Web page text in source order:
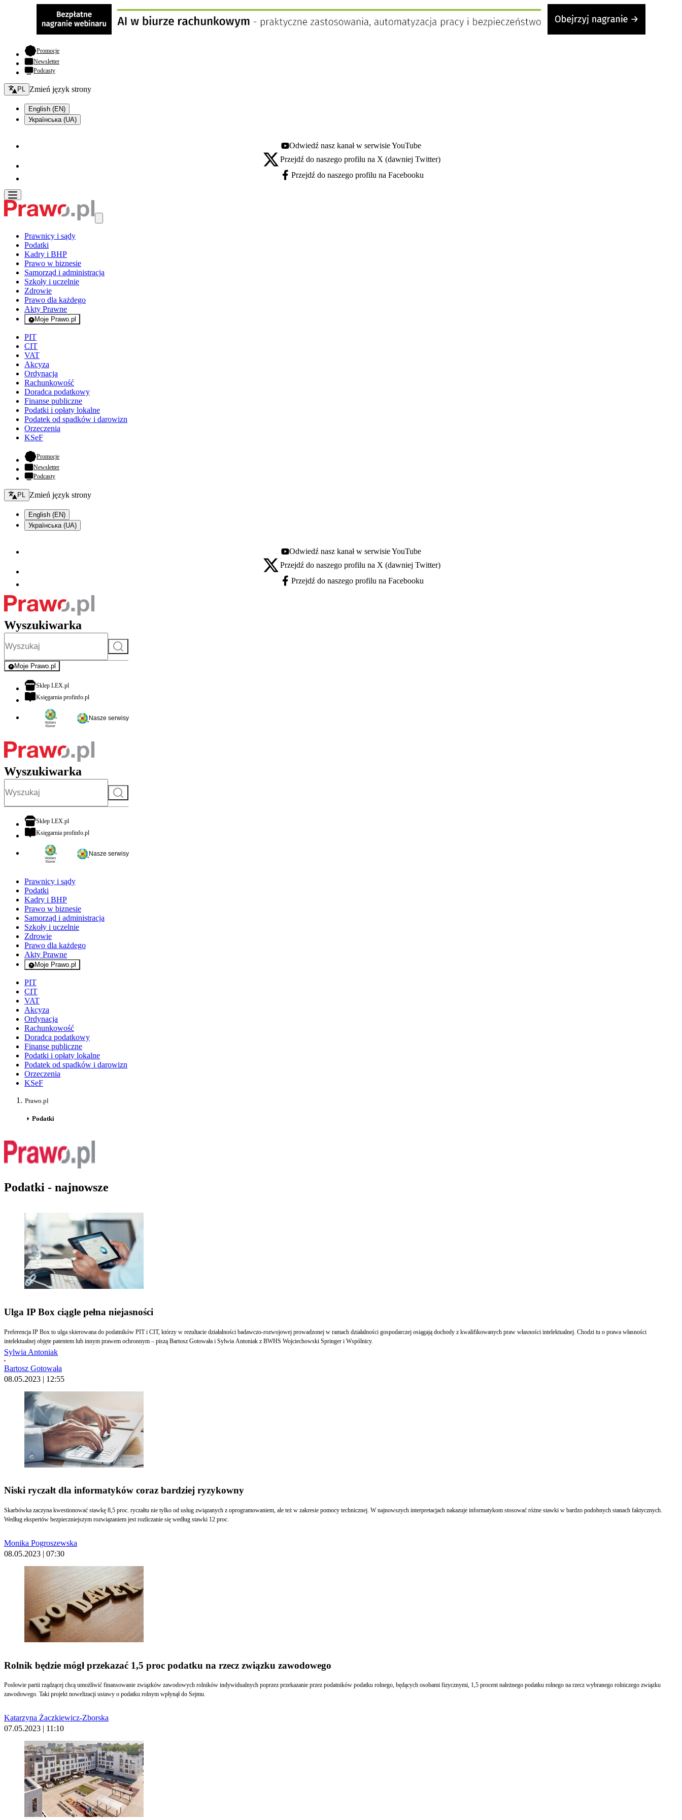
Promocje- otwiera się w nowej karcie
Newsletter
Podcasty
Zmień język - bieżący:
PL Zmień język strony
English (EN)
Українська (UA)
Youtube - otwiera się w nowej karcie
Odwiedź nasz kanał w serwisie YouTube
X - otwiera się w nowej karcie
Przejdź do naszego profilu na X (dawniej Twitter)
Facebook - otwiera się w nowej karcie
Przejdź do naszego profilu na Facebooku
Prawnicy i sądy
Podatki
Kadry i BHP
Prawo w biznesie
Samorząd i administracja
Szkoły i uczelnie
Zdrowie
Prawo dla każdego
Akty Prawne
Moje Prawo.pl
- rejestracja i logowanie do serwisu
PIT
CIT
VAT
Akcyza
Ordynacja
Rachunkowość
Doradca podatkowy
Finanse publiczne
Podatki i opłaty lokalne
Podatek od spadków i darowizn
Orzeczenia
KSeF
Promocje- otwiera się w nowej karcie
Newsletter
Podcasty
Zmień język - bieżący:
PL Zmień język strony
English (EN)
Українська (UA)
Youtube - otwiera się w nowej karcie
Odwiedź nasz kanał w serwisie YouTube
X - otwiera się w nowej karcie
Przejdź do naszego profilu na X (dawniej Twitter)
Facebook - otwiera się w nowej karcie
Przejdź do naszego profilu na Facebooku
Wyszukiwarka
Szukaj
Moje Prawo.pl
- rejestracja i logowanie do serwisu
Sklep LEX.plotwiera się w nowej karcie
Księgarnia profinfo.plotwiera się w nowej karcie
Nasze serwisy
Wyszukiwarka
Szukaj
Sklep LEX.plotwiera się w nowej karcie
Księgarnia profinfo.plotwiera się w nowej karcie
Nasze serwisy
Prawnicy i sądy
Podatki
Kadry i BHP
Prawo w biznesie
Samorząd i administracja
Szkoły i uczelnie
Zdrowie
Prawo dla każdego
Akty Prawne
Moje Prawo.pl
- rejestracja i logowanie do serwisu
PIT
CIT
VAT
Akcyza
Ordynacja
Rachunkowość
Doradca podatkowy
Finanse publiczne
Podatki i opłaty lokalne
Podatek od spadków i darowizn
Orzeczenia
KSeF
Prawo.pl
Podatki
Podatki - najnowsze
Ulga IP Box ciągle pełna niejasności
Preferencja IP Box to ulga skierowana do podatników PIT i CIT, którzy w rezultacie działalności badawczo-rozwojowej prowadzonej w ramach działalności gospodarczej osiągają dochody z kwalifikowanych praw własności intelektualnej. Chodzi tu o prawa własności
intelektualnej objęte patentem lub innym prawem ochronnym – piszą Bartosz Gotowała i Sylwia Antoniak z BWHS Wojciechowski Springer i Wspólnicy.
Sylwia Antoniak
Bartosz Gotowała
08.05.2023 | 12:55
Niski ryczałt dla informatyków coraz bardziej ryzykowny
Skarbówka zaczyna kwestionować stawkę 8,5 proc. ryczałtu nie tylko od usług związanych z oprogramowaniem, ale też w zakresie pomocy technicznej. W najnowszych interpretacjach nakazuje informatykom stosować różne stawki w bardzo podobnych stanach faktycznych.
Według ekspertów bezpieczniejszym rozwiązaniem jest rozliczanie się według stawki 12 proc.
Monika Pogroszewska
08.05.2023 | 07:30
Rolnik będzie mógł przekazać 1,5 proc podatku na rzecz związku zawodowego
Posłowie partii rządzącej chcą umożliwić finansowanie związków zawodowych rolników indywidualnych poprzez przekazanie przez podatników podatku rolnego, będących osobami fizycznymi, 1,5 procent należnego podatku rolnego na rzecz wybranego rolniczego związku
zawodowego. Taki projekt nowelizacji ustawy o podatku rolnym wpłynął do Sejmu.
Katarzyna Żaczkiewicz-Zborska
07.05.2023 | 11:10